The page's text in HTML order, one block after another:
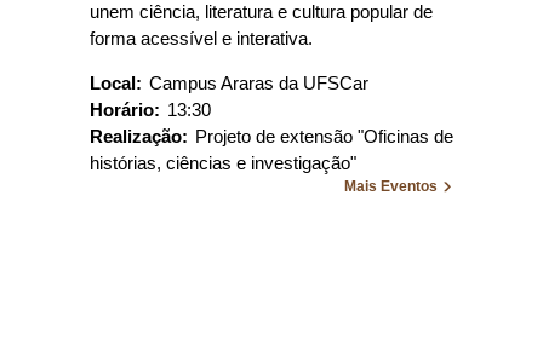
unem ciência, literatura e cultura popular de
forma acessível e interativa.
Local: Campus Araras da UFSCar
Horário: 13:30
Realização: Projeto de extensão "Oficinas de
histórias, ciências e investigação"
Mais Eventos